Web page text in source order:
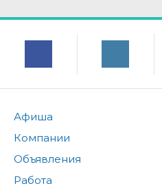
Афиша
Компании
Объявления
Работа